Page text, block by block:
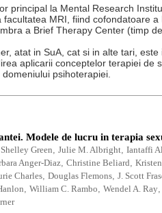
principal la Mental Research
facultatea MRI, fiind cofondatoare a
a Brief Therapy Center (timp
atat in SuA, cat si in alte tari,
aplicarii conceptelor terapiei de
psihoterapiei.
Modele de lucru in terapia
Shelley Green, Julie M. Albright, Iantaffi
Anger-Diaz, Christine Beliard,
Charles, Douglas Flemons, J. Scott
, William C. Rambo, Wendel A. Ray,